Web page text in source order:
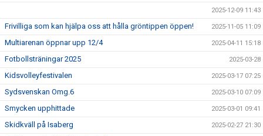
2025-12-09 11:43
Frivilliga som kan hjälpa oss att hålla gröntippen öppen! 2025-11-05 11:09
Multiarenan öppnar upp 12/4 2025-04-11 15:18
Fotbollsträningar 2025 2025-03-28
Kidsvolleyfestivalen 2025-03-17 07:25
Sydsvenskan Omg.6 2025-03-10 07:09
Smycken upphittade 2025-03-01 09:41
Skidkväll på Isaberg 2025-02-27 21:30